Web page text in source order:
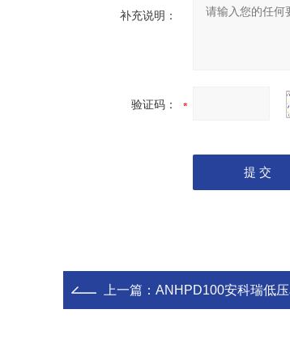
补充说明：
验证码：
上一篇： ANHPD100安科瑞低